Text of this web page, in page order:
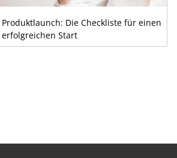
Produktlaunch: Die Checkliste für einen
erfolgreichen Start